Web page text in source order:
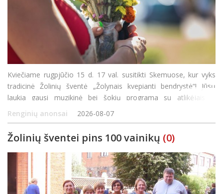
Kviečiame rugpjūčio 15 d. 17 val. susitikti Skemuose, kur vyks
tradicinė Žolinių šventė „Žolynais kvepianti bendrystė“! Jūsų
laukia gausi muzikinė bei šokių programa su atlikėjais iš
Panevėžio rajono bei Rokiškio, bendro žolynų paveikslo kūrimas
ir jaukios va
Renginių anonsai 2026-08-07
Žolinių šventei pins 100 vainikų (0)